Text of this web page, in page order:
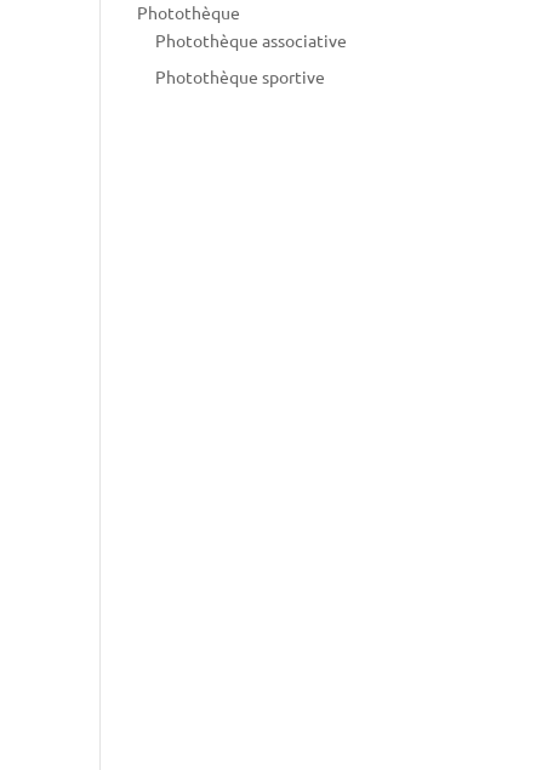
Photothèque
Photothèque associative
Photothèque sportive